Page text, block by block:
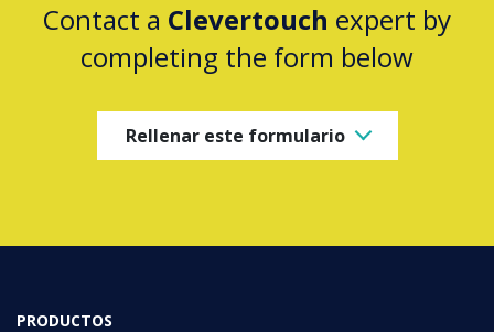
Contact a Clevertouch expert by
completing the form below
Rellenar este formulario
PRODUCTOS